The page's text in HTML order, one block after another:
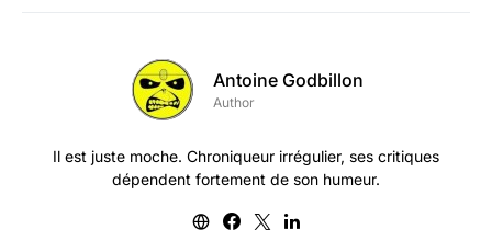
Antoine Godbillon
Author
Il est juste moche. Chroniqueur irrégulier, ses critiques
dépendent fortement de son humeur.